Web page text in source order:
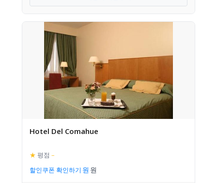
Hotel Del Comahue
★ 평점 –
할인쿠폰 확인하기